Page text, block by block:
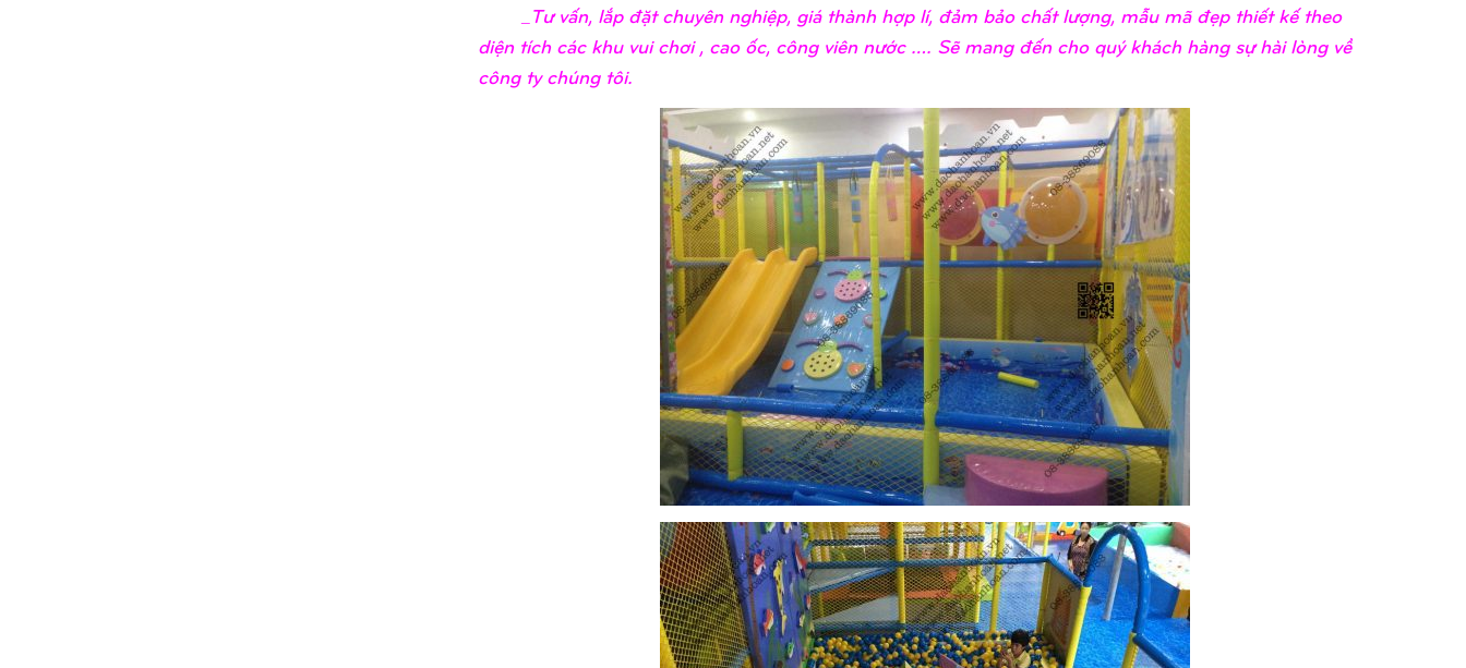
_Tư vấn, lắp đặt chuyên nghiệp, giá thành hợp lí, đảm bảo chất lượng, mẫu mã đẹp thiết kế theo
diện tích các khu vui chơi , cao ốc, công viên nước …. Sẽ mang đến cho quý khách hàng sự hài lòng về
công ty chúng tôi.